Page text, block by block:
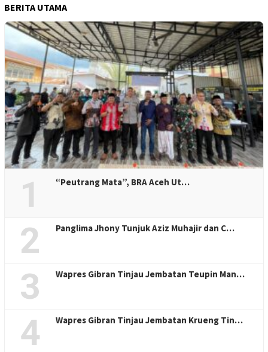
BERITA UTAMA
1 “Peutrang Mata”, BRA Aceh Ut…
2 Panglima Jhony Tunjuk Aziz Muhajir dan C…
3 Wapres Gibran Tinjau Jembatan Teupin Man…
4 Wapres Gibran Tinjau Jembatan Krueng Tin…